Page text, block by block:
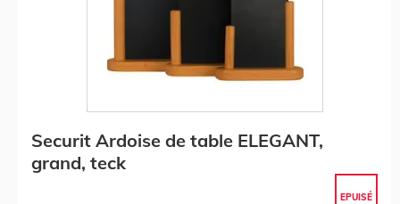
Securit Ardoise de table ELEGANT,
grand, teck
EPUISÉ